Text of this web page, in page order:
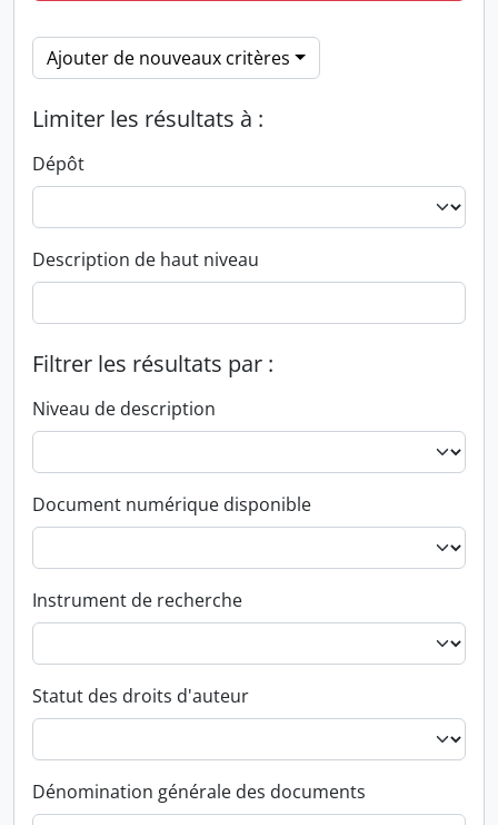
Ajouter de nouveaux critères
Limiter les résultats à :
Dépôt
Description de haut niveau
Filtrer les résultats par :
Niveau de description
Document numérique disponible
Instrument de recherche
Statut des droits d'auteur
Dénomination générale des documents